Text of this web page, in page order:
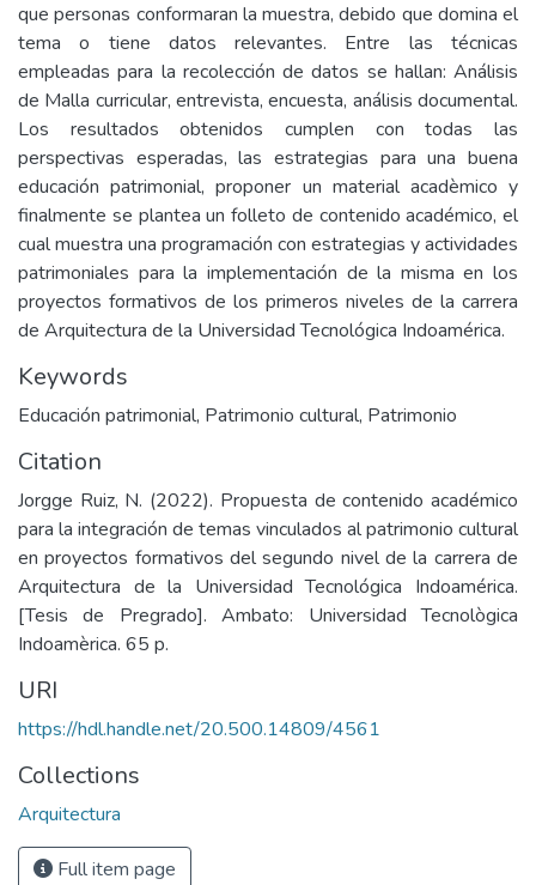
que personas conformaran la muestra, debido que domina el
tema o tiene datos relevantes. Entre las técnicas
empleadas para la recolección de datos se hallan: Análisis
de Malla curricular, entrevista, encuesta, análisis documental.
Los resultados obtenidos cumplen con todas las
perspectivas esperadas, las estrategias para una buena
educación patrimonial, proponer un material acadèmico y
finalmente se plantea un folleto de contenido académico, el
cual muestra una programación con estrategias y actividades
patrimoniales para la implementación de la misma en los
proyectos formativos de los primeros niveles de la carrera
de Arquitectura de la Universidad Tecnológica Indoamérica.
Keywords
Educación patrimonial, Patrimonio cultural, Patrimonio
Citation
Jorgge Ruiz, N. (2022). Propuesta de contenido académico
para la integración de temas vinculados al patrimonio cultural
en proyectos formativos del segundo nivel de la carrera de
Arquitectura de la Universidad Tecnológica Indoamérica.
[Tesis de Pregrado]. Ambato: Universidad Tecnològica
Indoamèrica. 65 p.
URI
https://hdl.handle.net/20.500.14809/4561
Collections
Arquitectura
Full item page